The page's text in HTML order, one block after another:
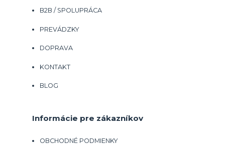
B2B / SPOLUPRÁCA
PREVÁDZKY
DOPRAVA
KONTAKT
BLOG
Informácie pre zákazníkov
OBCHODNÉ PODMIENKY